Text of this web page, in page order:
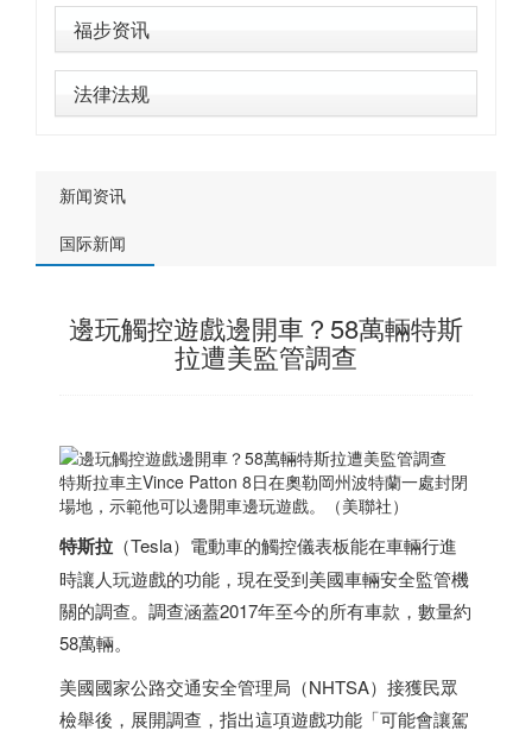
福步资讯
法律法规
新闻资讯
国际新闻
邊玩觸控遊戲邊開車？58萬輛特斯
拉遭美監管調查
特斯拉車主Vince Patton 8日在奧勒岡州波特蘭一處封閉
場地，示範他可以邊開車邊玩遊戲。（美聯社）
特斯拉 （Tesla）電動車的觸控儀表板能在車輛行進
時讓人玩遊戲的功能，現在受到美國車輛安全監管機
關的調查。調查涵蓋2017年至今的所有車款，數量約
58萬輛。
美國國家公路交通安全管理局（NHTSA）接獲民眾
檢舉後，展開調查，指出這項遊戲功能「可能會讓駕